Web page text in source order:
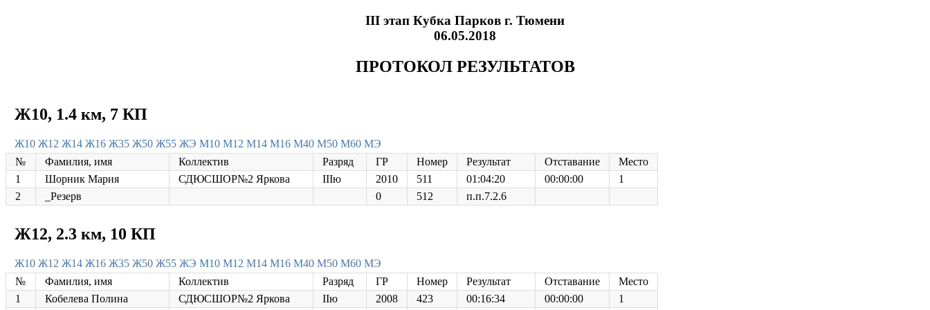
III этап Кубка Парков г. Тюмени
06.05.2018
ПРОТОКОЛ РЕЗУЛЬТАТОВ
Ж10, 1.4 км, 7 КП
Ж10 Ж12 Ж14 Ж16 Ж35 Ж50 Ж55 ЖЭ М10 М12 М14 М16 М40 М50 М60 МЭ
№
Фамилия, имя Коллектив Разряд ГР Номер Результат Отставание
Место
1
Шорник Мария СДЮСШОР№2 Яркова IIIю 2010 511 01:04:20 00:00:00
1
2
_Резерв 0 512 п.п.7.2.6
Ж12, 2.3 км, 10 КП
Ж10 Ж12 Ж14 Ж16 Ж35 Ж50 Ж55 ЖЭ М10 М12 М14 М16 М40 М50 М60 МЭ
№
Фамилия, имя Коллектив Разряд ГР Номер Результат Отставание
Место
1
Кобелева Полина СДЮСШОР№2 Яркова IIю 2008 423 00:16:34 00:00:00
1